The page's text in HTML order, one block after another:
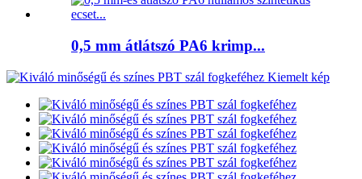
0,5 mm átlátszó PA6 krimp...